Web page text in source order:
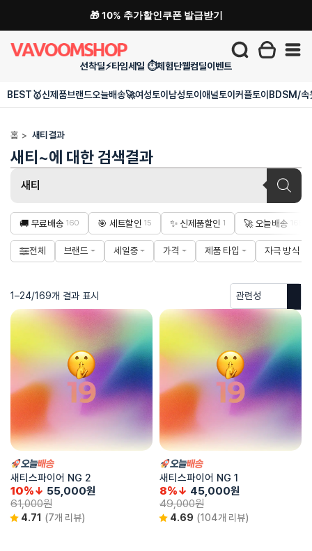
🎁 10% 추가할인쿠폰 발급받기
선착딜⚡타임세일 ⏱️체험단웰컴딜이벤트
BEST🥇신제품브랜드오늘배송🚀여성토이 남성토이 애널토이 커플토이 BDSM/속
홈 > 새티 결과
새티~에 대한 검색결과
Products
search
🚚 무료배송 160 🎯 세트할인 15 ✨ 신제품할인 1 🚀 오늘배송
전체 브랜드 세일중 가격 제품 타입 자극 방식
1–24/169개 결과 표시
새티스파이어 NG 2
10%↓ 55,000원
61,000원
4.71 (7개 리뷰)
새티스파이어 NG 1
8%↓ 45,000원
49,000원
4.69 (104개 리뷰)